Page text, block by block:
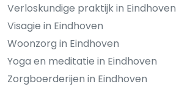
Verloskundige praktijk in Eindhoven
Visagie in Eindhoven
Woonzorg in Eindhoven
Yoga en meditatie in Eindhoven
Zorgboerderijen in Eindhoven